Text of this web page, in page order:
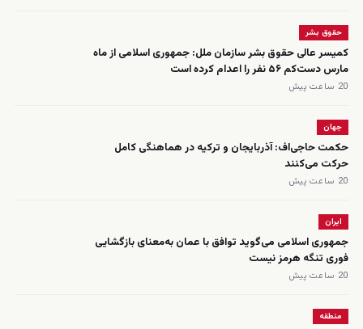
حقوق بشر
کمیسر عالی حقوق بشر سازمان ملل: جمهوری اسلامی از ماه
مارس دست‌کم ۵۶ نفر را اعدام کرده است
20 ساعت پیش
جهان
حکمت حاجی‌اف: آذربایجان و ترکیه در هماهنگی کامل
حرکت می‌کنند
20 ساعت پیش
ایران
جمهوری اسلامی می‌گوید توافق با عمان به‌معنای بازگشایی
فوری تنگه هرمز نیست
20 ساعت پیش
منطقه